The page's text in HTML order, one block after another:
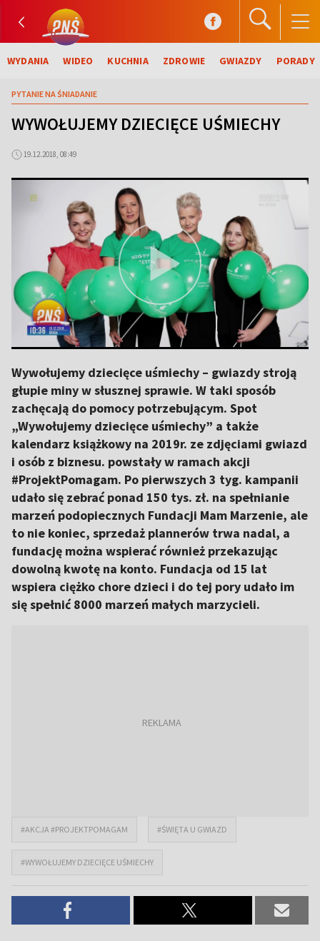
WYDANIA WIDEO KUCHNIA ZDROWIE GWIAZDY PORADY
PYTANIE NA ŚNIADANIE
WYWOŁUJEMY DZIECIĘCE UŚMIECHY
19.12.2018, 08:49
Wywołujemy dziecięce uśmiechy – gwiazdy stroją
głupie miny w słusznej sprawie. W taki sposób
zachęcają do pomocy potrzebującym. Spot
„Wywołujemy dziecięce uśmiechy” a także
kalendarz książkowy na 2019r. ze zdjęciami gwiazd
i osób z biznesu. powstały w ramach akcji
#ProjektPomagam. Po pierwszych 3 tyg. kampanii
udało się zebrać ponad 150 tys. zł. na spełnianie
marzeń podopiecznych Fundacji Mam Marzenie, ale
to nie koniec, sprzedaż plannerów trwa nadal, a
fundację można wspierać również przekazując
dowolną kwotę na konto. Fundacja od 15 lat
wspiera ciężko chore dzieci i do tej pory udało im
się spełnić 8000 marzeń małych marzycieli.
#AKCJA #PROJEKTPOMAGAM #ŚWIĘTA U GWIAZD
#WYWOŁUJEMY DZIECIĘCE UŚMIECHY